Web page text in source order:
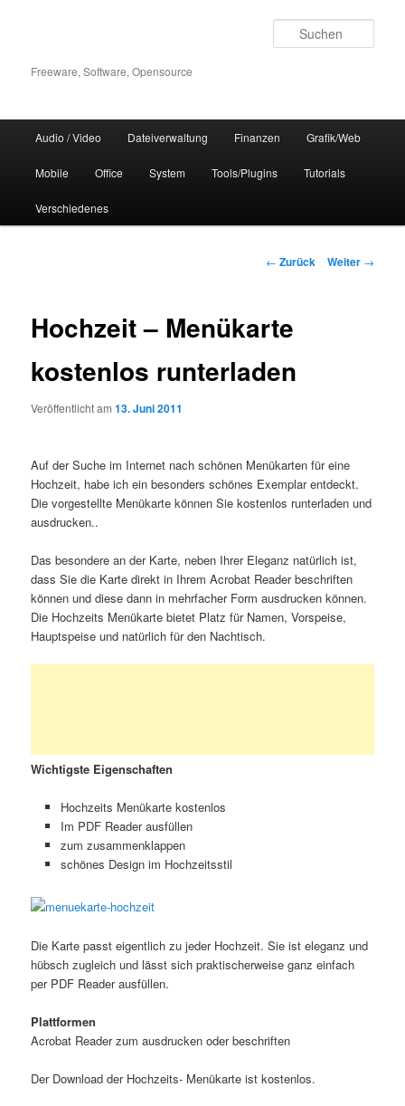
Freeware, Software, Opensource
Audio / Video Dateiverwaltung Finanzen Grafik/Web
Mobile Office System Tools/Plugins Tutorials
Verschiedenes
Beitrags-
← Zurück Weiter →
Hochzeit – Menükarte
kostenlos runterladen
Veröffentlicht am13. Juni 2011
Auf der Suche im Internet nach schönen Menükarten für eine
Hochzeit, habe ich ein besonders schönes Exemplar entdeckt.
Die vorgestellte Menükarte können Sie kostenlos runterladen und
ausdrucken..
Das besondere an der Karte, neben Ihrer Eleganz natürlich ist,
dass Sie die Karte direkt in Ihrem Acrobat Reader beschriften
können und diese dann in mehrfacher Form ausdrucken können.
Die Hochzeits Menükarte bietet Platz für Namen, Vorspeise,
Hauptspeise und natürlich für den Nachtisch.
Wichtigste Eigenschaften
Hochzeits Menükarte kostenlos
Im PDF Reader ausfüllen
zum zusammenklappen
schönes Design im Hochzeitsstil
Die Karte passt eigentlich zu jeder Hochzeit. Sie ist eleganz und
hübsch zugleich und lässt sich praktischerweise ganz einfach
per PDF Reader ausfüllen.
Plattformen
Acrobat Reader zum ausdrucken oder beschriften
Der Download der Hochzeits- Menükarte ist kostenlos.